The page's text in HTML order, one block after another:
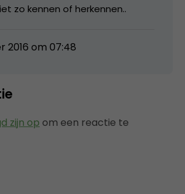
zo kennen of herkennen..
2016 om 07:48
zijn op om een reactie te